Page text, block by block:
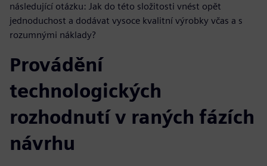
následující otázku: Jak do této složitosti vnést opět
jednoduchost a dodávat vysoce kvalitní výrobky včas a s
rozumnými náklady?
Provádění
technologických
rozhodnutí v raných fázích
návrhu